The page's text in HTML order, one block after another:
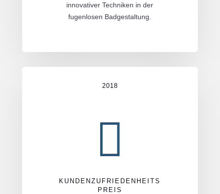
innovativer Techniken in der
fugenlosen Badgestaltung.
2018

KUNDENZUFRIEDENHEITS
PREIS